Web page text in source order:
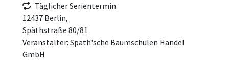
Täglicher Serientermin
12437 Berlin,
Späthstraße 80/81
Veranstalter: Späth'sche Baumschulen Handel
GmbH